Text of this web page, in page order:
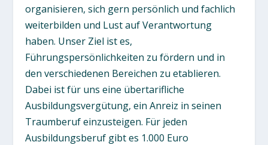
organisieren, sich gern persönlich und fachlich
weiterbilden und Lust auf Verantwortung
haben. Unser Ziel ist es,
Führungspersönlichkeiten zu fördern und in
den verschiedenen Bereichen zu etablieren.
Dabei ist für uns eine übertarifliche
Ausbildungsvergütung, ein Anreiz in seinen
Traumberuf einzusteigen. Für jeden
Ausbildungsberuf gibt es 1.000 Euro